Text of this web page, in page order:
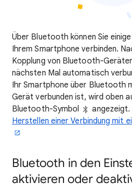
Über Bluetooth können Sie
Ihrem Smartphone verbinden.
Kopplung von Bluetooth-
nächsten Mal automatisch
Ihr Smartphone über Bluetooth
Gerät verbunden ist, wird oben
Bluetooth-Symbol
angezeigt.
Herstellen einer Verbindung mit
Bluetooth in den
aktivieren oder